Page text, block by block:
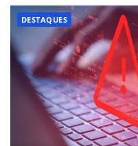
DESTAQUES